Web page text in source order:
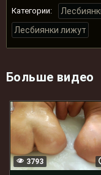
Категории:
Лесбиянки лижут
Больше видео
3793